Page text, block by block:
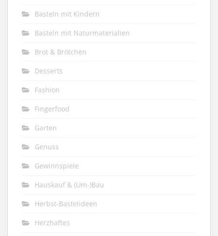
Basteln mit Kindern
Basteln mit Naturmaterialien
Brot & Brötchen
Desserts
Fashion
Fingerfood
Garten
Genuss
Gewinnspiele
Hauskauf & (Um-)Bau
Herbst-Bastelideen
Herzhaftes